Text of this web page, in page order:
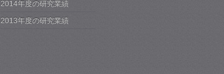
2014年度の研究業績
2013年度の研究業績